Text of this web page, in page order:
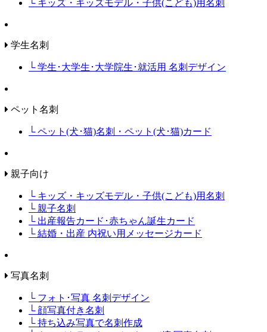
└ キッズ・キッズモデル・子供(こども)用名刺
学生名刺
└ 学生･大学生･大学院生･就活用 名刺デザイン
ペット名刺
└ ペット(犬･猫)名刺・ペット(犬･猫)カード
親子向け
└ キッズ・キッズモデル・子供(こども)用名刺
└ 親子名刺
└ 出産報告カード･赤ちゃん誕生カード
└ 結婚・出産 内祝い用メッセージカード
写真名刺
└ フォト･写真 名刺デザイン
└ 顔写真付き名刺
└ 持ち込み写真で名刺作成